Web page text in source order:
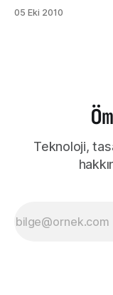
bu kitabı bitirdim ve
05 Eki 2010
Teknoloji,